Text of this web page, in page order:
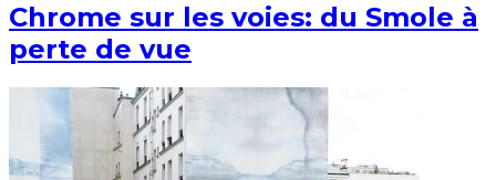
Chrome sur les voies: du Smole à
perte de vue